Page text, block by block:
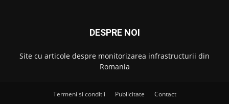
DESPRE NOI
Site cu articole despre monitorizarea infrastructurii din
Romania
Termeni si conditii Publicitate Contact